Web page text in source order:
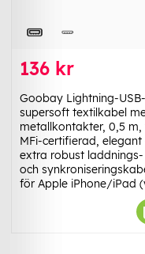
136 kr
Goobay Lightning-
supersoft textilkabel
metallkontakter, 0,5 m,
MFi-certifierad, elegant
extra robust laddnings-
och
för Apple iPhone/iPad